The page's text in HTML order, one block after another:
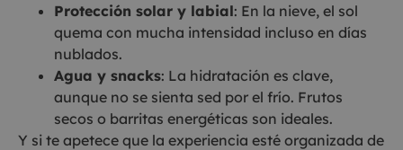
Protección solar y labial: En la nieve, el sol
quema con mucha intensidad incluso en días
nublados.
Agua y snacks: La hidratación es clave,
aunque no se sienta sed por el frío. Frutos
secos o barritas energéticas son ideales.
Y si te apetece que la experiencia esté organizada de